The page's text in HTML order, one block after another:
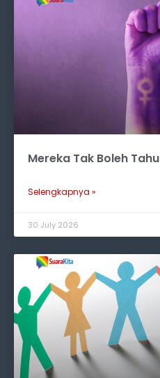
Mereka Tak Boleh Tahu
Selengkapnya »
30 July 2026